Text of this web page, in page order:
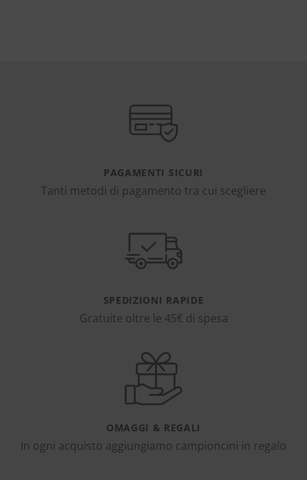
PAGAMENTI SICURI
Tanti metodi di pagamento tra cui scegliere
SPEDIZIONI RAPIDE
Gratuite oltre le 45€ di spesa
OMAGGI & REGALI
In ogni acquisto aggiungiamo campioncini in regalo